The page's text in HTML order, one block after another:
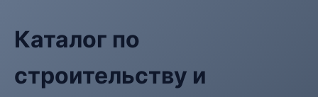
Каталог по
строительству и